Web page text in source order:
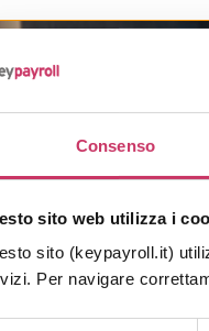
Consenso
sito web utilizza i
sito (keypayroll.it)
Per navigare